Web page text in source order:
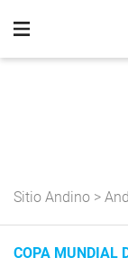
Sitio Andino >
COPA MUNDIAL